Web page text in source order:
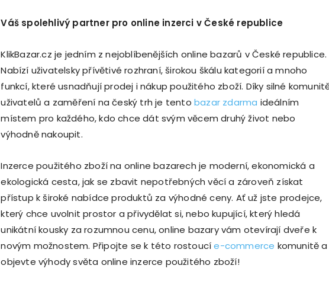
Váš spolehlivý partner pro online inzerci v České republice
KlikBazar.cz je jedním z nejoblíbenějších online bazarů v České republice.
Nabízí uživatelsky přívětivé rozhraní, širokou škálu kategorií a mnoho
funkcí, které usnadňují prodej i nákup použitého zboží. Díky silné
uživatelů a zaměření na český trh je tentobazar zdarma ideálním
místem pro každého, kdo chce dát svým věcem druhý život nebo
výhodně nakoupit.
Inzerce použitého zboží na online bazarech je moderní, ekonomická a
ekologická cesta, jak se zbavit nepotřebných věcí a zároveň získat
přístup k široké nabídce produktů za výhodné ceny. Ať už jste prodejce,
který chce uvolnit prostor a přivydělat si, nebo kupující, který hledá
unikátní kousky za rozumnou cenu, online bazary vám otevírají dveře k
novým možnostem. Připojte se k této rostoucíe-commerce komunitě a
objevte výhody světa online inzerce použitého zboží!